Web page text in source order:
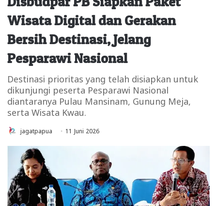
Wisata Digital dan Gerakan
Bersih Destinasi, Jelang
Pesparawi Nasional
Destinasi prioritas yang telah disiapkan untuk
dikunjungi peserta Pesparawi Nasional
diantaranya Pulau Mansinam, Gunung Meja,
serta Wisata Kwau.
jagatpapua 11 Juni 2026